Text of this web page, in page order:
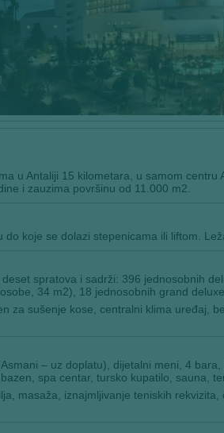
u Antaliji 15 kilometara, u samom
i zauzima površinu od 11.000 m2.
do koje se dolazi stepenicama ili liftom.
spratova i sadrži: 396 jednosobnih
34 m2), 18 jednosobnih grand
za sušenje kose, centralni klima uređaj,
– uz doplatu), dijetalni meni, 4
spa centar, tursko kupatilo, sauna,
masaža, iznajmljivanje teniskih